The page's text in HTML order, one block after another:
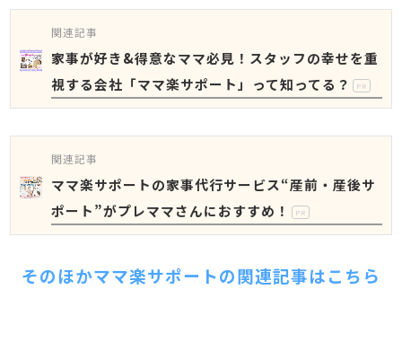
関連記事
家事が好き&得意なママ必見！スタッフの幸せを重
視する会社「ママ楽サポート」って知ってる？
PR
関連記事
ママ楽サポートの家事代行サービス“産前・産後サ
ポート”がプレママさんにおすすめ！
PR
そのほかママ楽サポートの関連記事はこちら